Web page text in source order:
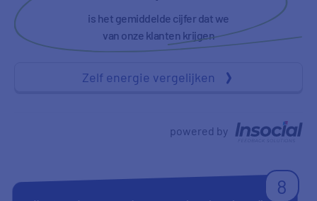
is het gemiddelde cijfer dat we
van onze klanten krijgen
Zelf energie vergelijken
powered by
8